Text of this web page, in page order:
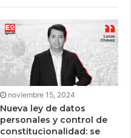
noviembre 15, 2024
Nueva ley de datos
personales y control de
constitucionalidad: se